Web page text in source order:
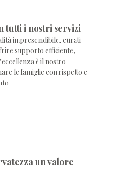
tutti i nostri servizi
imprescindibile, curati
supporto efficiente,
è il nostro
le famiglie con rispetto e
un valore